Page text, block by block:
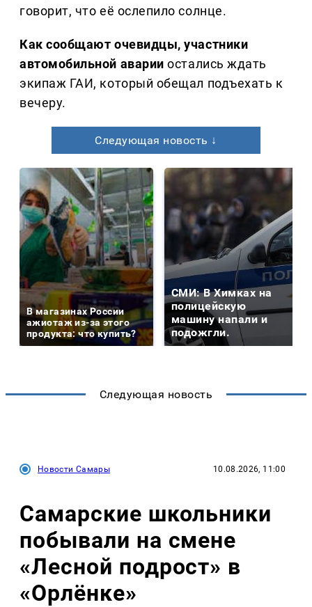
говорит, что её ослепило солнце.
Как сообщают очевидцы, участники
автомобильной аварииостались ждать
экипаж ГАИ, который обещал подъехать к
вечеру.
Следующая новость ↓
В магазинах России
ажиотаж из-за этого
продукта: что купить?
СМИ: В Химках на
полицейскую
машину напали и
подожгли.
Следующая новость
Новости Самары 10.08.2026, 11:00
Самарские школьники
побывали на смене
«Лесной подрост» в
«Орлёнке»